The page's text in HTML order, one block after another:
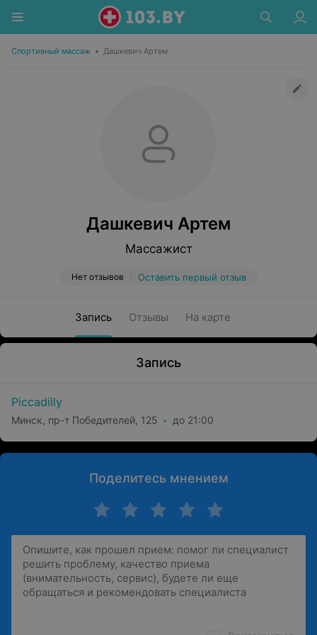
Спортивный массаж • Дашкевич Артем
Дашкевич Артем
Массажист
Нет отзывов Оставить первый отзыв
Запись Отзывы На карте
Запись
Piccadilly
Минск, пр-т Победителей, 125 до 21:00
Поделитесь мнением